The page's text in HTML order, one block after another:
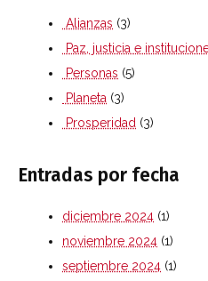
Alianzas (3)
Paz, justicia e
Personas (5)
Planeta (3)
Prosperidad (3)
Entradas por fecha
diciembre 2024 (1)
noviembre 2024 (1)
septiembre 2024 (1)